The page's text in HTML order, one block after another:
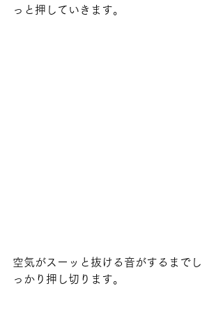
っと押していきます。
空気がスーッと抜ける音がするまでし
っかり押し切ります。